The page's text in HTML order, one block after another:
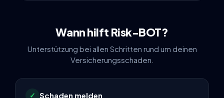
Wann hilft Risk-BOT?
Unterstützung bei allen Schritten rund um deinen
Versicherungsschaden.
✓ Schaden melden